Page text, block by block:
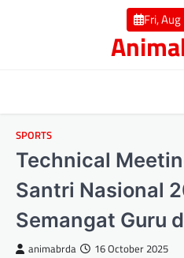
Fri,
SPORTS
Technical
Santri Nasional
Semangat Guru
animabrda 16 October 2025